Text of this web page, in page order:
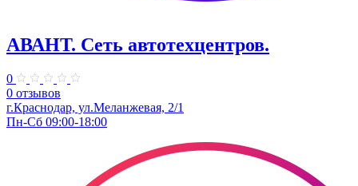
АВАНТ. ​Сеть автотехцентров.
0
0 отзывов
​г.Краснодар, ул.Меланжевая, 2/1
Пн-Сб 09:00-18:00